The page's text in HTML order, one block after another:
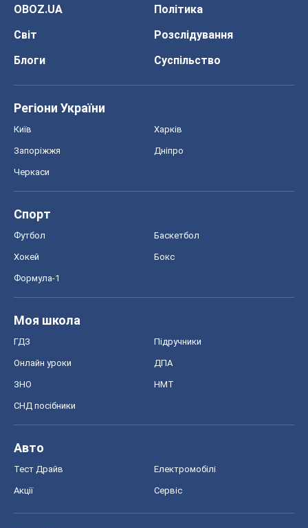
OBOZ.UA
Політика
Світ
Розслідування
Блоги
Суспільство
Регіони України
Київ Харків
Запоріжжя Дніпро
Черкаси
Спорт
Футбол Баскетбол
Хокей Бокс
Формула-1
Моя школа
ГДЗ Підручники
Онлайн уроки ДПА
ЗНО НМТ
СНД посібники
Авто
Тест Драйв Електромобілі
Акції Сервіс